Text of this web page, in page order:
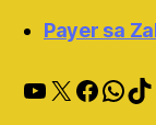
Payer sa
YouTube
X